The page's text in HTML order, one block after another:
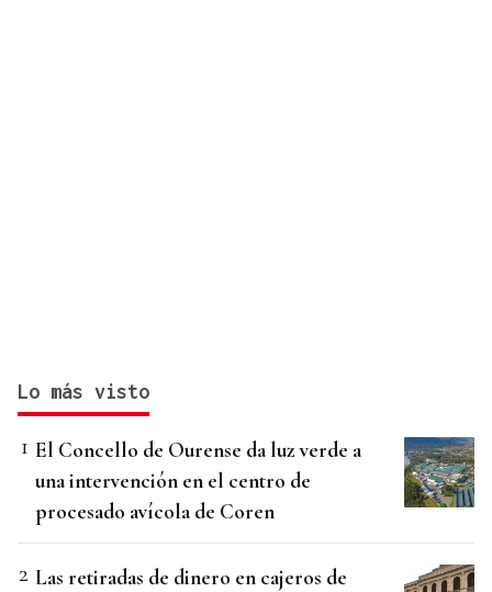
Lo más visto
El Concello de Ourense da luz verde a
una intervención en el centro de
procesado avícola de Coren
Las retiradas de dinero en cajeros de